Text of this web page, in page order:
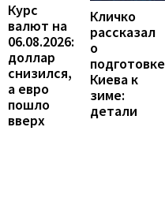
Курс
валют на
06.08.2026:
доллар
снизился,
а евро
пошло
вверх
Кличко
рассказал
о
подготовке
Киева к
зиме:
детали